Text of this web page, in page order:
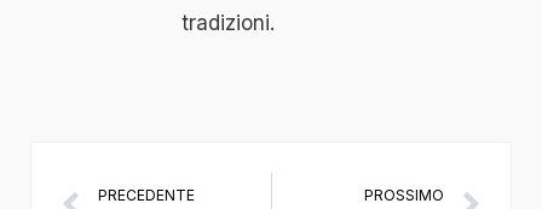
tradizioni.
PRECEDENTE PROSSIMO